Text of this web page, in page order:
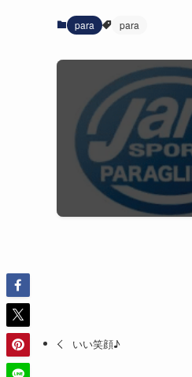
para para
いい笑顔♪